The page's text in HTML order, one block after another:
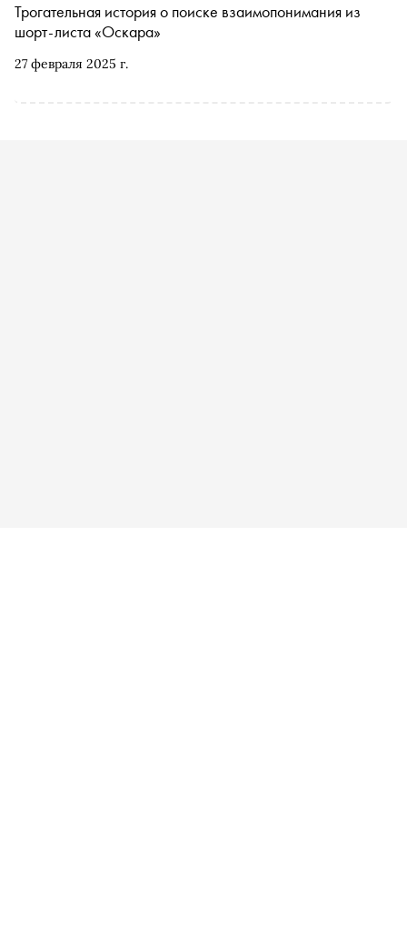
27 февраля 2025 г.
Трогательная история о поиске взаимопонимания из
шорт-листа «Оскара»